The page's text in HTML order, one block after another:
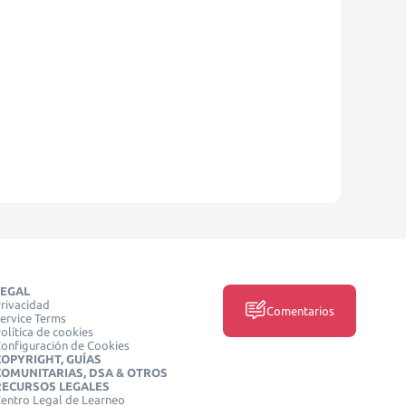
Terms
de cookies
de Cookies
GUÍAS
DSA & OTROS
LEGALES
Legal de Learneo
Comentarios